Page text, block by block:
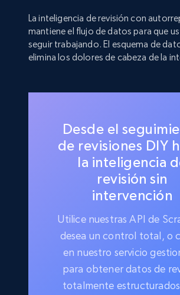
La inteligencia de revisión con
mantiene el flujo de datos para que
seguir trabajando. El esquema de
elimina los dolores de cabeza de la
Desde el
de revisiones DIY
la inteligencia
revisión sin
intervención
Utilice nuestras API de
desea un control total, o
en nuestro servicio
para obtener datos de
totalmente estructurados